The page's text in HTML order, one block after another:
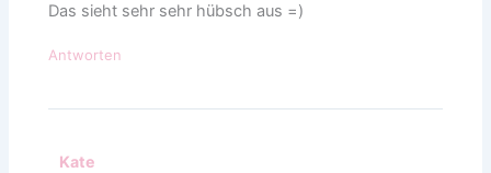
Das sieht sehr sehr hübsch aus =)
Antworten
Kate